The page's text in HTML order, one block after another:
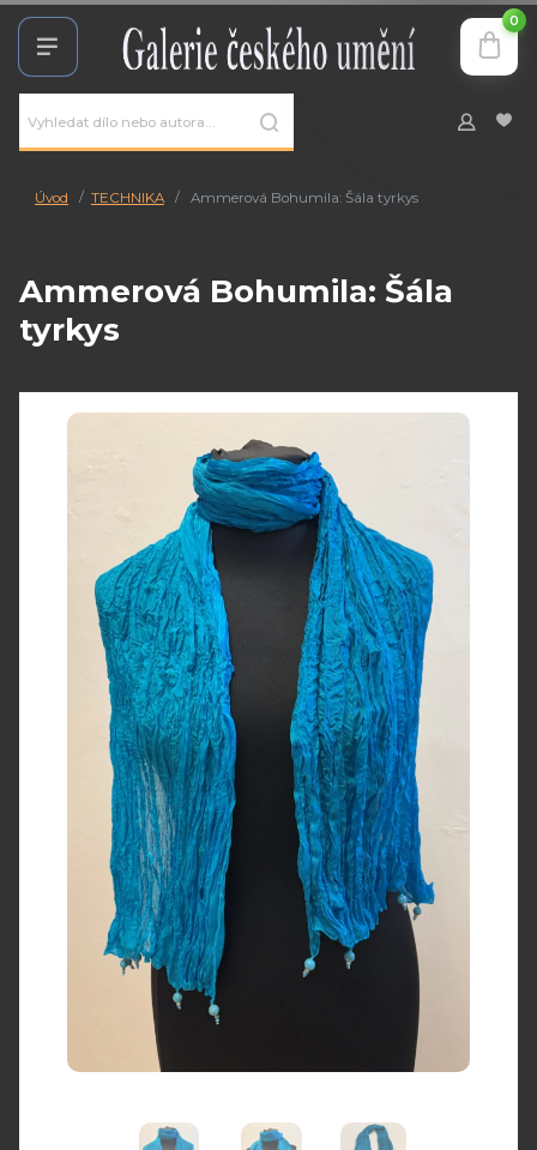
0
Úvod TECHNIKA Ammerová Bohumila: Šála tyrkys
Ammerová Bohumila: Šála
tyrkys